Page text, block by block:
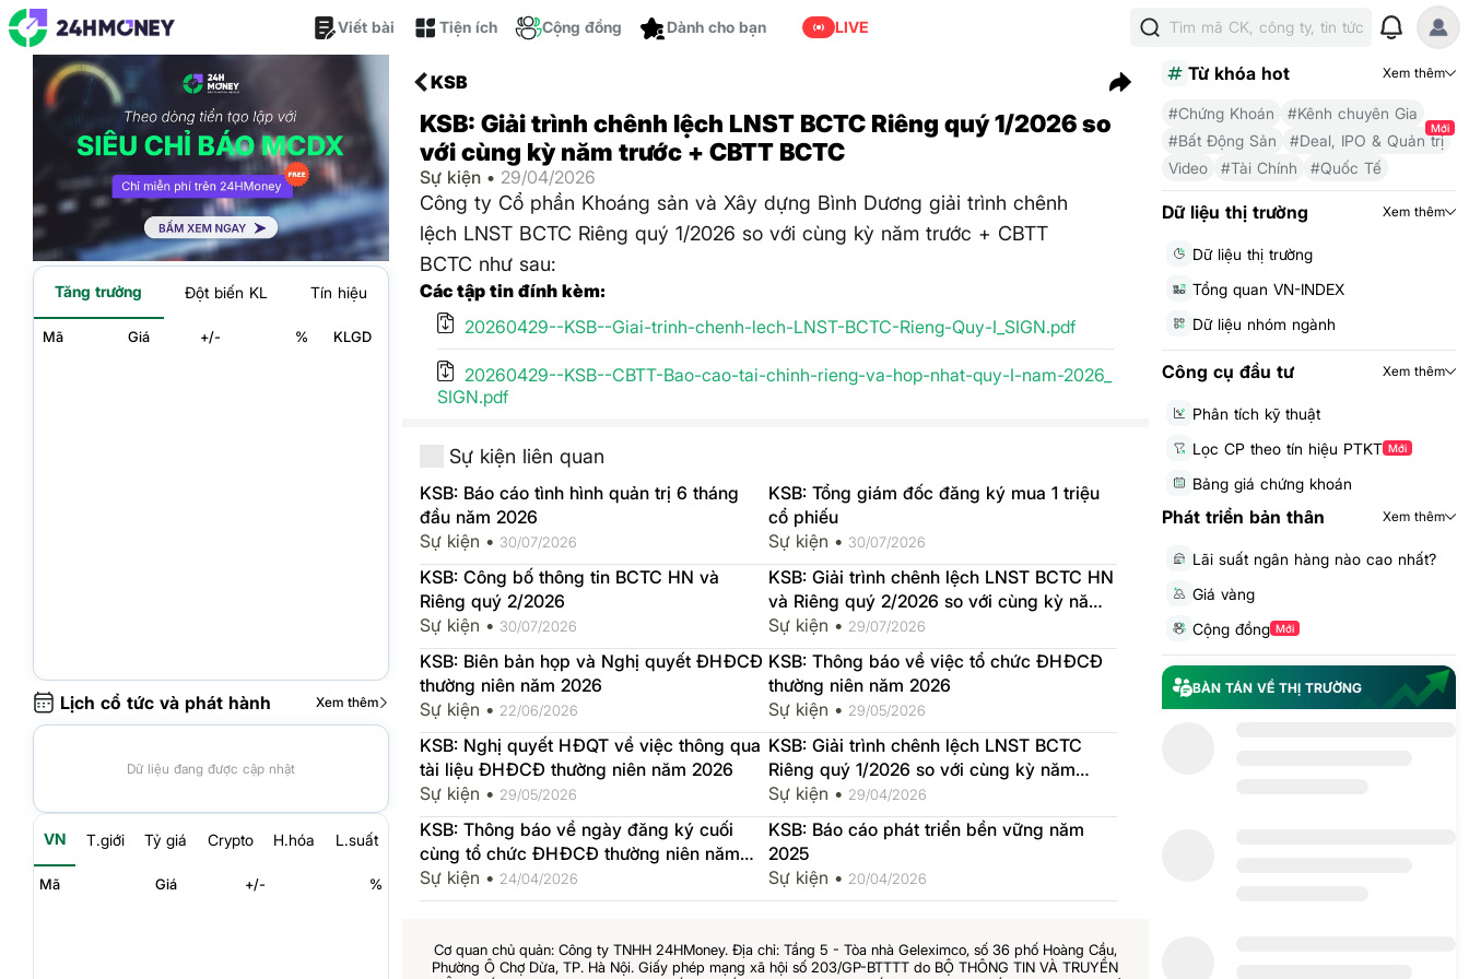
Viết bài Tiện ích
Cộng đồng
LIVE Tìm mã CK, công ty, tin tức
Tăng trưởng Đột biến KL Tín hiệu
Mã Giá +/- % KLGD
Lịch cổ tức và phát hành Xem thêm
Dữ liệu đang được cập nhật
VN T.giới Tỷ giá Crypto H.hóa L.suất
Mã Giá +/- %
KSB
KSB: Giải trình chênh lệch LNST BCTC Riêng quý 1/2026 so
với cùng kỳ năm trước + CBTT BCTC
Sự kiện • 29/04/2026
Công ty Cổ phần Khoáng sản và Xây dựng Bình Dương giải trình chênh
lệch LNST BCTC Riêng quý 1/2026 so với cùng kỳ năm trước + CBTT
BCTC như sau:
Các tập tin đính kèm:
20260429--KSB--Giai-trinh-chenh-lech-LNST-BCTC-Rieng-Quy-I_SIGN.pdf
20260429--KSB--CBTT-Bao-cao-tai-chinh-rieng-va-hop-nhat-quy-I-nam-2026_
SIGN.pdf
Sự kiện liên quan
KSB: Báo cáo tình hình quản trị 6 tháng
đầu năm 2026
Sự kiện • 30/07/2026
KSB: Tổng giám đốc đăng ký mua 1 triệu
cổ phiếu
Sự kiện • 30/07/2026
KSB: Công bố thông tin BCTC HN và
Riêng quý 2/2026
Sự kiện • 30/07/2026
KSB: Giải trình chênh lệch LNST BCTC HN
và Riêng quý 2/2026 so với cùng kỳ năm
trước
Sự kiện • 29/07/2026
KSB: Biên bản họp và Nghị quyết ĐHĐCĐ
thường niên năm 2026
Sự kiện • 22/06/2026
KSB: Thông báo về việc tổ chức ĐHĐCĐ
thường niên năm 2026
Sự kiện • 29/05/2026
KSB: Nghị quyết HĐQT về việc thông qua
tài liệu ĐHĐCĐ thường niên năm 2026
Sự kiện • 29/05/2026
KSB: Giải trình chênh lệch LNST BCTC
Riêng quý 1/2026 so với cùng kỳ năm
trước
Sự kiện • 29/04/2026
KSB: Thông báo về ngày đăng ký cuối
cùng tổ chức ĐHĐCĐ thường niên năm
2026
Sự kiện • 24/04/2026
KSB: Báo cáo phát triển bền vững năm
2025
Sự kiện • 20/04/2026
Cơ quan chủ quản: Công ty TNHH 24HMoney. Địa chỉ: Tầng 5 - Tòa nhà Geleximco, số 36 phố Hoàng Cầu,
Phường Ô Chợ Dừa, TP. Hà Nội. Giấy phép mạng xã hội số 203/GP-BTTTT do BỘ THÔNG TIN VÀ TRUYỀN
Từ khóa hot Xem thêm
#Chứng Khoán
#Kênh chuyên Gia
#Bất Động Sản
#Deal, IPO & Quản trị
Mới
Video #Tài Chính #Quốc Tế
Dữ liệu thị trường Xem thêm
Dữ liệu thị trường
Tổng quan VN-INDEX
Dữ liệu nhóm ngành
Công cụ đầu tư Xem thêm
Phân tích kỹ thuật
Lọc CP theo tín hiệu PTKT Mới
Bảng giá chứng khoán
Phát triển bản thân Xem thêm
Lãi suất ngân hàng nào cao nhất?
Giá vàng
Cộng đồng Mới
BÀN TÁN VỀ THỊ TRƯỜNG